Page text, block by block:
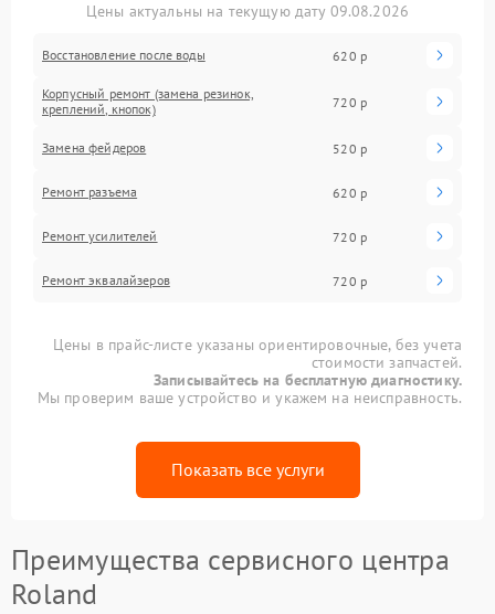
Цены актуальны на текущую дату 09.08.2026
Восстановление после воды 620 р
Корпусный ремонт (замена резинок,
креплений, кнопок)
720 р
Замена фейдеров 520 р
Ремонт разъема 620 р
Ремонт усилителей 720 р
Ремонт эквалайзеров 720 р
Цены в прайс-листе указаны ориентировочные, без учета
стоимости запчастей.
Записывайтесь на бесплатную диагностику.
Мы проверим ваше устройство и укажем на неисправность.
Показать все услуги
Преимущества сервисного центра
Roland